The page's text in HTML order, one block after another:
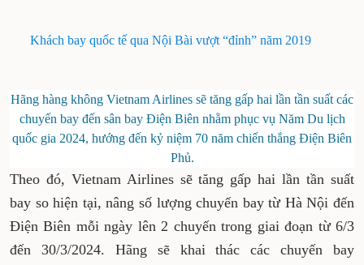
Khách bay quốc tế qua Nội Bài vượt “đỉnh” năm 2019
Hãng hàng không Vietnam Airlines sẽ tăng gấp hai lần tần suất các
chuyến bay đến sân bay Điện Biên nhằm phục vụ Năm Du lịch
quốc gia 2024, hướng đến kỷ niệm 70 năm chiến thắng Điện Biên
Phủ.
Theo đó, Vietnam Airlines sẽ tăng gấp hai lần tần suất
bay so hiện tại, nâng số lượng chuyến bay từ Hà Nội đến
Điện Biên mỗi ngày lên 2 chuyến trong giai đoạn từ 6/3
đến 30/3/2024. Hãng sẽ khai thác các chuyến bay